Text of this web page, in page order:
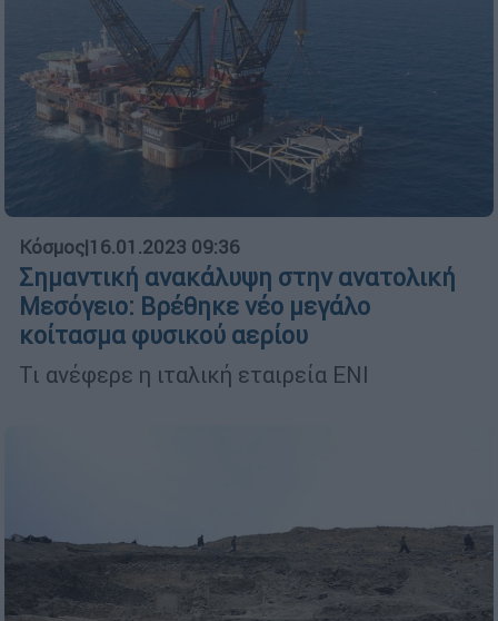
Κόσμος|16.01.2023 09:36
Σημαντική ανακάλυψη στην ανατολική
Μεσόγειο: Βρέθηκε νέο μεγάλο
κοίτασμα φυσικού αερίου
Τι ανέφερε η ιταλική εταιρεία ENI